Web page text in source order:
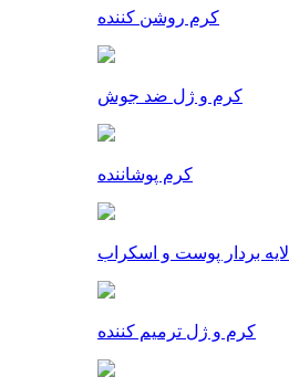
کرم روشن کننده
کرم و ژل ضد جوش
کرم پوشاننده
لایه بردار پوست و اسکراب
کرم و ژل ترمیم کننده